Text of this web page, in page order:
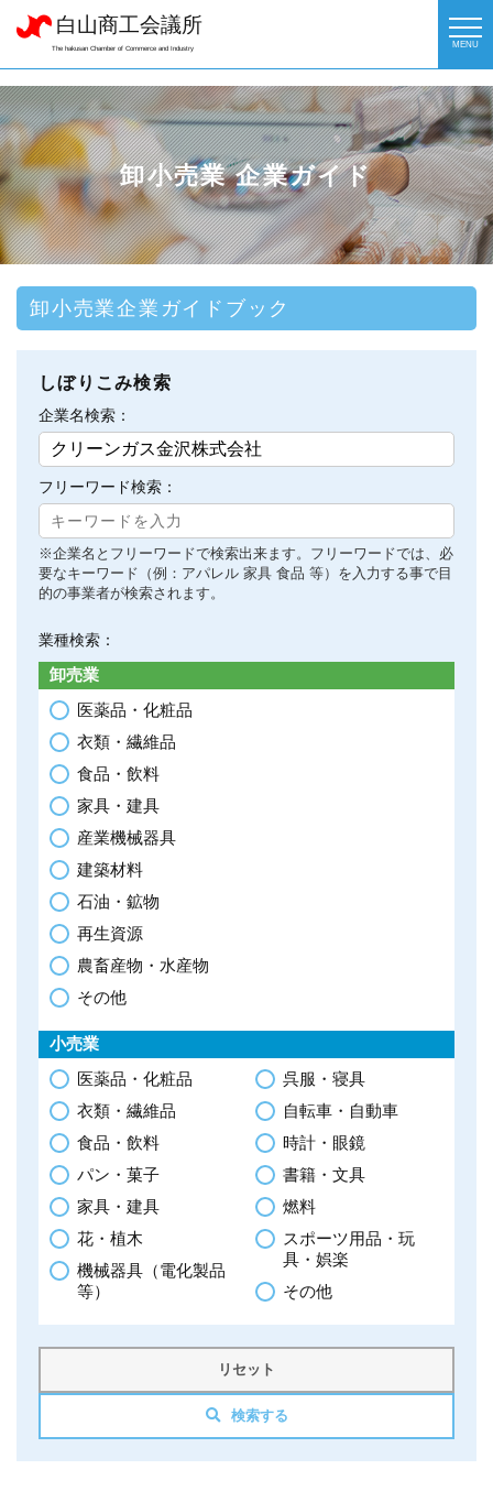
白山商工会議所
The hakusan Chamber of Commerce and Industry MENU
卸小売業 企業ガイド
卸小売業企業ガイドブック
しぼりこみ検索
企業名検索：
フリーワード検索：
※企業名とフリーワードで検索出来ます。フリーワードでは、必
要なキーワード（例：アパレル 家具 食品 等）を入力する事で目
的の事業者が検索されます。
業種検索：
卸売業
医薬品・化粧品
衣類・繊維品
食品・飲料
家具・建具
産業機械器具
建築材料
石油・鉱物
再生資源
農畜産物・水産物
その他
小売業
医薬品・化粧品
衣類・繊維品
食品・飲料
パン・菓子
家具・建具
花・植木
機械器具（電化製品
等）
呉服・寝具
自転車・自動車
時計・眼鏡
書籍・文具
燃料
スポーツ用品・玩
具・娯楽
その他
リセット
検索する